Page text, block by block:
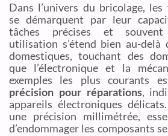
Dans l’univers du bricolage, les
se démarquent par leur
tâches précises et souvent
utilisation s’étend bien au-delà
domestiques, touchant des
que l’électronique et la
exemples les plus courants
précision pour réparations,
appareils électroniques
une précision millimétrée,
d’endommager les composants